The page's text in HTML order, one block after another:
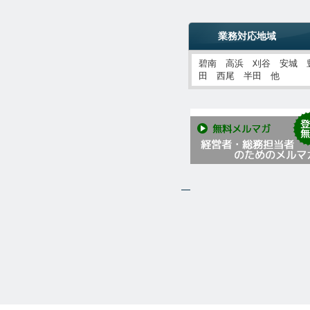
業務対応地域
碧南 高浜 刈谷 安城
田 西尾 半田 他